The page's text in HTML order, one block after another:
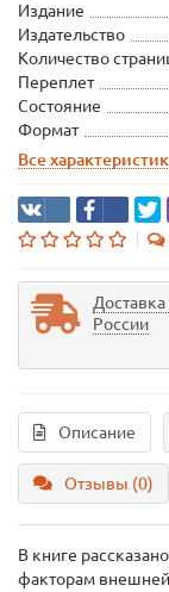
Издание
Издательство
Количество
Переплет
Состояние
Формат
Все
России
Описание
Отзывы (0)
В книге
факторам